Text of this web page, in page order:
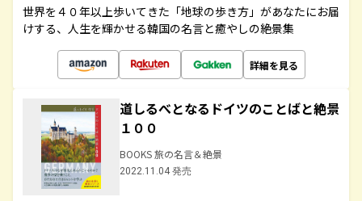
世界を４０年以上歩いてきた「地球の歩き方」があなたにお届
けする、人生を輝かせる韓国の名言と癒やしの絶景集
詳細を見る
道しるべとなるドイツのことばと絶景
１００
BOOKS 旅の名言＆絶景
2022.11.04 発売